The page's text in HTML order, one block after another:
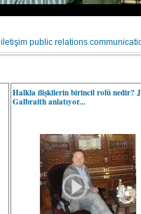
iletişim public relations
Halkla ilişkilerin birincil rolü nedir?
Galbraith anlatıyor...